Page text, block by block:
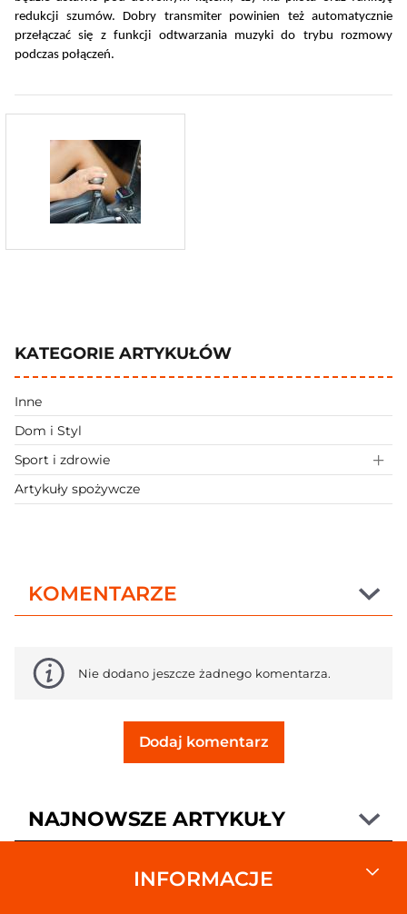
KATEGORIE ARTYKUŁÓW
Inne
Dom i Styl
Sport i zdrowie
Artykuły spożywcze
redukcji szumów. Dobry transmiter powinien też automatycznie
przełączać się z funkcji odtwarzania muzyki do trybu rozmowy
podczas połączeń.
KOMENTARZE
Nie dodano jeszcze żadnego komentarza.
Dodaj komentarz
NAJNOWSZE ARTYKUŁY
INFORMACJE